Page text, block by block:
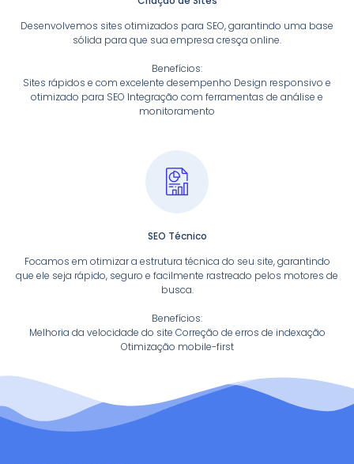
Desenvolvemos sites otimizados para SEO, garantindo uma base
sólida para que sua empresa cresça online.
Benefícios:
Sites rápidos e com excelente desempenho Design responsivo e
otimizado para SEO Integração com ferramentas de análise e
monitoramento
SEO Técnico
Focamos em otimizar a estrutura técnica do seu site, garantindo
que ele seja rápido, seguro e facilmente rastreado pelos motores de
busca.
Benefícios:
Melhoria da velocidade do site Correção de erros de indexação
Otimização mobile-first